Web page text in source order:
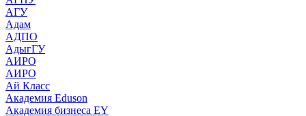
АГУ
Адам
АДПО
АдыгГУ
АИРО
АИРО
Ай Класс
Академия Eduson
Академия бизнеса EY